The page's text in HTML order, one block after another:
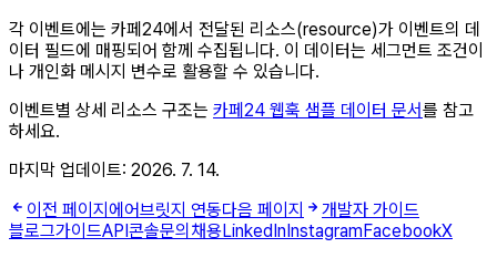
각 이벤트에는 카페24에서 전달된 리소스(resource)가 이벤트의 데
이터 필드에 매핑되어 함께 수집됩니다. 이 데이터는 세그먼트 조건이
나 개인화 메시지 변수로 활용할 수 있습니다.
이벤트별 상세 리소스 구조는 카페24 웹훅 샘플 데이터 문서를 참고
하세요.
마지막 업데이트: 2026. 7. 14.
이전 페이지에어브릿지 연동다음 페이지
개발자 가이드
블로그가이드API콘솔문의 채용LinkedInInstagramFacebookX